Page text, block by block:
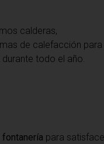
calderas,
de calefacción para
todo el año.
para